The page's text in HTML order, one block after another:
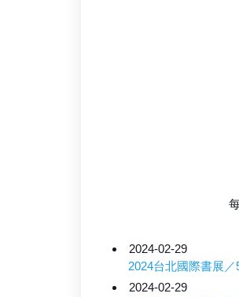
2024-02-29
2024台北國際書展
2024-02-29